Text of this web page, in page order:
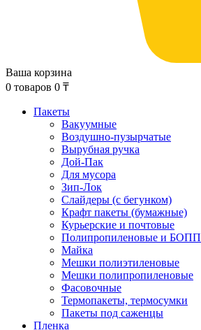
Ваша корзина
0 товаров 0 ₸
Пакеты
Вакуумные
Воздушно-пузырчатые
Вырубная ручка
Дой-Пак
Для мусора
Зип-Лок
Слайдеры (с бегунком)
Крафт пакеты (бумажные)
Курьерские и почтовые
Полипропиленовые и БОПП
Майка
Мешки полиэтиленовые
Мешки полипропиленовые
Фасовочные
Термопакеты, термосумки
Пакеты под саженцы
Пленка